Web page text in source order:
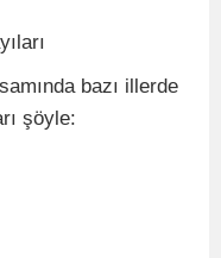
bazı illerde
şöyle: